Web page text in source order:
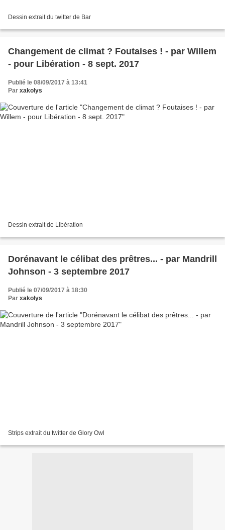
Dessin extrait du twitter de Bar
Changement de climat ? Foutaises ! - par Willem
- pour Libération - 8 sept. 2017
Publié le 08/09/2017 à 13:41
Par xakolys
Dessin extrait de Libération
Dorénavant le célibat des prêtres... - par Mandrill
Johnson - 3 septembre 2017
Publié le 07/09/2017 à 18:30
Par xakolys
Strips extrait du twitter de Glory Owl